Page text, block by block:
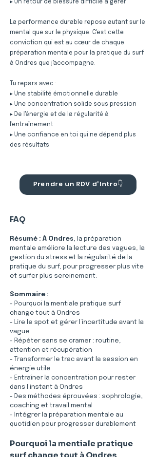
▸ Un retour de blessure difficile à gérer
La performance durable repose autant sur le
mental que sur le physique. C'est cette
conviction qui est au cœur de chaque
préparation mentale pour la pratique du surf
à Ondres que j'accompagne.
Tu repars avec :
▸ Une stabilité émotionnelle durable
▸ Une concentration solide sous pression
▸ De l'énergie et de la régularité à
l'entraînement
▸ Une confiance en toi qui ne dépend plus
des résultats
Prendre un RDV d'Intro👇
FAQ
Résumé : À Ondres, la préparation
mentale améliore la lecture des vagues, la
gestion du stress et la régularité de la
pratique du surf, pour progresser plus vite
et surfer plus sereinement.
Sommaire :
- Pourquoi la mentiale pratique surf
change tout à Ondres
- Lire le spot et gérer l’incertitude avant la
vague
- Répéter sans se cramer : routine,
attention et récupération
- Transformer le trac avant la session en
énergie utile
- Entraîner la concentration pour rester
dans l’instant à Ondres
- Des méthodes éprouvées : sophrologie,
coaching et travail mental
- Intégrer la préparation mentale au
quotidien pour progresser durablement
Pourquoi la mentiale pratique